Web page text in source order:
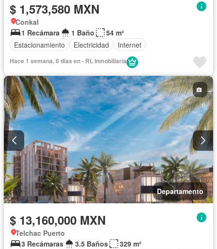
$ 1,573,580 MXN
Conkal
1 Recámara
1 Baño
54 m²
Estacionamiento
Electricidad Internet
Hace 1 semana, 6 días en - RL Inmobiliaria
Departamento
$ 13,160,000 MXN
Telchac Puerto
3 Recámaras
3.5 Baños
329 m²